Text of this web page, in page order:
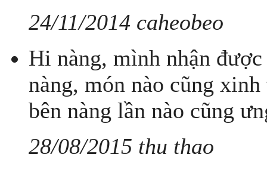
24/11/2014 caheobeo
Hi nàng, mình nhận
nàng, món nào cũng
bên nàng lần nào cũng
28/08/2015 thu thao